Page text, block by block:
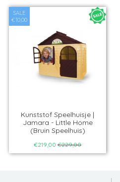
SALE
€10,00
Kunststof Speelhuisje |
Jamara - Little Home
(Bruin Speelhuis)
€219,00 €229,00